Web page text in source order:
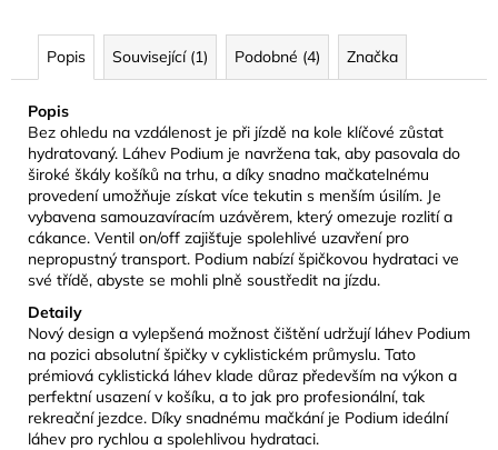
Popis Související (1) Podobné (4) Značka
Popis
Bez ohledu na vzdálenost je při jízdě na kole klíčové zůstat
hydratovaný. Láhev Podium je navržena tak, aby pasovala do
široké škály košíků na trhu, a díky snadno mačkatelnému
provedení umožňuje získat více tekutin s menším úsilím. Je
vybavena samouzavíracím uzávěrem, který omezuje rozlití a
cákance. Ventil on/off zajišťuje spolehlivé uzavření pro
nepropustný transport. Podium nabízí špičkovou hydrataci ve
své třídě, abyste se mohli plně soustředit na jízdu.
Detaily
Nový design a vylepšená možnost čištění udržují láhev Podium
na pozici absolutní špičky v cyklistickém průmyslu. Tato
prémiová cyklistická láhev klade důraz především na výkon a
perfektní usazení v košíku, a to jak pro profesionální, tak
rekreační jezdce. Díky snadnému mačkání je Podium ideální
láhev pro rychlou a spolehlivou hydrataci.
m
CAMELBAK
EDDY+
KIDS
400
ML
DĚTSKÁ
LÁHEV
JUNGLE
ANIMALS
281
Kč
Původně:
469
Kč